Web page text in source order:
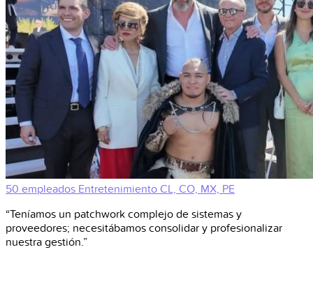
50 empleados Entretenimiento CL, CO, MX, PE
“Teníamos un patchwork complejo de sistemas y
proveedores; necesitábamos consolidar y profesionalizar
nuestra gestión.”